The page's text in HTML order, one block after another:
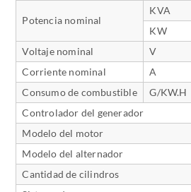
Potencia nominal
KVA
KW
Voltaje nominal
V
Corriente nominal
A
Consumo de combustible
G/KW.H
Controlador del generador
Modelo del motor
Modelo del alternador
Cantidad de cilindros